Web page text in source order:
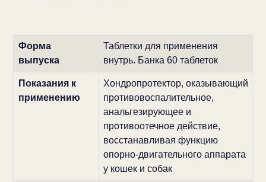
Форма
выпуска
Таблетки для применения
внутрь. Банка 60 таблеток
Показания к
применению
Хондропротектор, оказывающий
противовоспалительное,
анальгезирующее и
противоотечное действие,
восстанавливая функцию
опорно-двигательного аппарата
у кошек и собак